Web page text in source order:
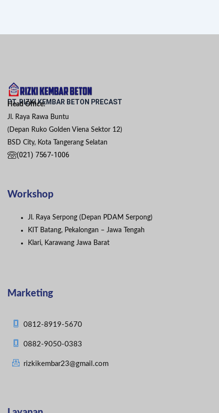
PT. RIZKI KEMBAR BETON PRECAST
Head Office:
Jl. Raya Rawa Buntu
(Depan Ruko Golden Viena Sektor 12)
BSD City, Kota Tangerang Selatan
(021) 7567-1006
Workshop
Jl. Raya Serpong (Depan PDAM Serpong)
KIT Batang, Pekalongan – Jawa Tengah
Klari, Karawang Jawa Barat
Marketing
0812-8919-5670
0882-9050-0383
rizkikembar23@gmail.com